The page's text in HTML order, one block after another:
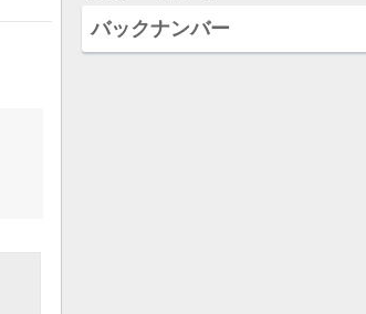
バックナンバー